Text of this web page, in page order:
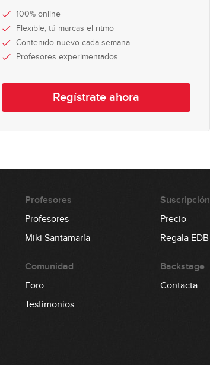
100% online
Flexible, tú marcas el ritmo
Contenido nuevo cada semana
Profesores experimentados
Regístrate ahora
Profesores
Profesores
Miki Santamaría
Comunidad
Foro
Testimonios
Suscripción
Precio
Regala EDB
Backstage
Contacta